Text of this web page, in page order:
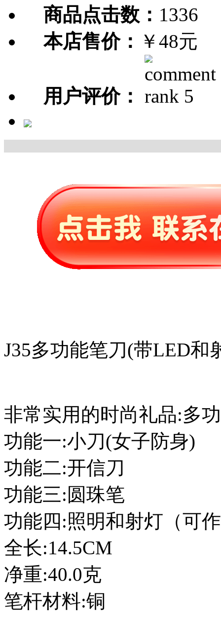
商品点击数： 1336
本店售价： ￥48元
用户评价：
J35多功能笔刀(带LED和
非常实用的时尚礼品:多
功能一:小刀(女子防身)
功能二:开信刀
功能三:圆珠笔
功能四:照明和射灯（可
全长:14.5CM
净重:40.0克
笔杆材料:铜